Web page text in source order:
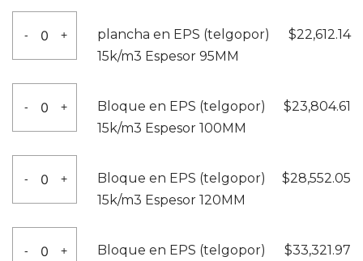
85MM
cantidad
(telgopor)
15k/m3
Espesor
90MM
cantidad
-
EPS
(telgopor)
15k/m3
Espesor
95MM
cantidad
+
plancha en EPS (telgopor)
15k/m3 Espesor 95MM
$22,612.14
-
EPS
(telgopor)
15k/m3
Espesor
100MM
cantidad
+
Bloque en EPS (telgopor)
15k/m3 Espesor 100MM
$23,804.61
-
EPS
(telgopor)
15k/m3
+
Bloque en EPS (telgopor)
15k/m3 Espesor 120MM
$28,552.05
- +
Bloque en EPS (telgopor)
$33,321.97